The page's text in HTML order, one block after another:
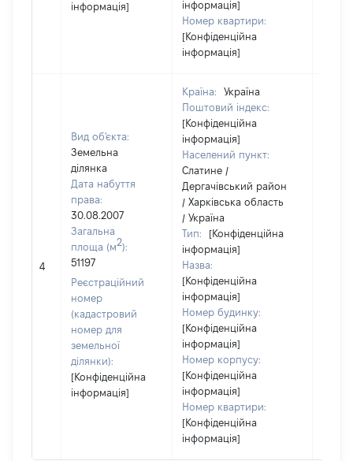
інформація]
інформація]
Номер квартири:
[Конфіденційна
інформація]
4
Вид об'єкта:
Земельна
ділянка
Дата набуття
права:
30.08.2007
Загальна
площа (м2):
51197
Реєстраційний
номер
(кадастровий
номер для
земельної
ділянки):
[Конфіденційна
інформація]
Країна:
Україна
Поштовий індекс:
[Конфіденційна
інформація]
Населений пункт:
Слатине /
Дергачівський район
/ Харківська область
/ Україна
Тип:
[Конфіденційна
інформація]
Назва:
[Конфіденційна
інформація]
Номер будинку:
[Конфіденційна
інформація]
Номер корпусу:
[Конфіденційна
інформація]
Номер квартири:
[Конфіденційна
інформація]